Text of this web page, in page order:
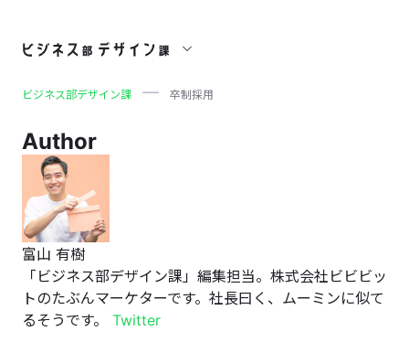
卒制採用
ビジネス部デザイン課 卒制採用
Author
富山 有樹
「ビジネス部デザイン課」編集担当。株式会社ビビビッ
トのたぶんマーケターです。社長曰く、ムーミンに似て
るそうです。 Twitter